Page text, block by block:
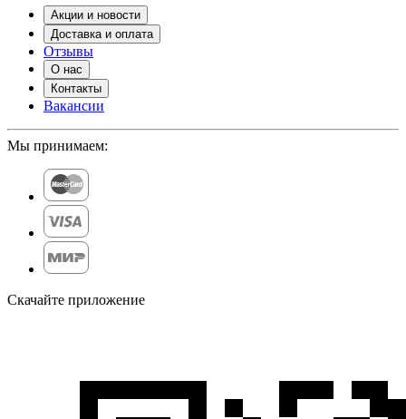
Акции и новости
Доставка и оплата
Отзывы
О нас
Контакты
Вакансии
Мы принимаем:
Скачайте приложение